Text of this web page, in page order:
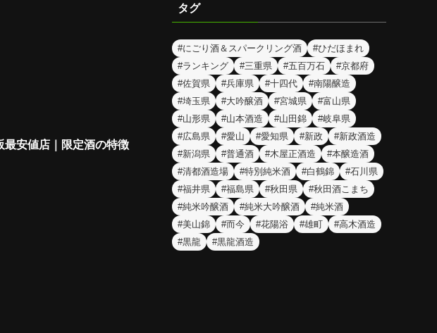
最安値店｜限定酒の特徴
タグ
#にごり酒＆スパークリング酒
#ひだほまれ
#ランキング
#三重県 #五百万石
#京都府
#佐賀県
#兵庫県 #十四代
#南陽醸造
#埼玉県
#大吟醸酒 #宮城県
#富山県
#山形県
#山本酒造 #山田錦
#岐阜県
#広島県
#愛山 #愛知県 #新政
#新政酒造
#新潟県
#普通酒 #木屋正酒造
#本醸造酒
#清都酒造場
#特別純米酒 #白鶴錦
#石川県
#福井県
#福島県 #秋田県
#秋田酒こまち
#純米吟醸酒
#純米大吟醸酒
#純米酒
#美山錦
#而今 #花陽浴 #雄町
#高木酒造
#黒龍
#黒龍酒造